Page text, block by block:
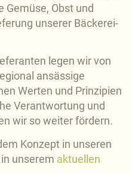
Obst und
unserer Bäckerei-
legen wir von
ansässige
Werten und Prinzipien
Verantwortung und
wir so weiter fördern.
Konzept in unseren
unserem aktuellen